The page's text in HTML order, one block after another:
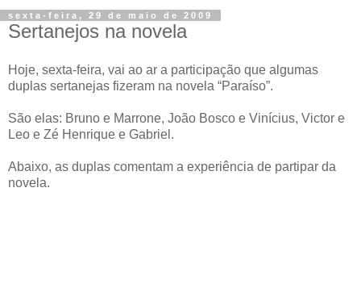
sexta-feira, 29 de maio de 2009
Sertanejos na novela
Hoje, sexta-feira, vai ao ar a participação que algumas
duplas sertanejas fizeram na novela “Paraíso”.
São elas: Bruno e Marrone, João Bosco e Vinícius, Victor e
Leo e Zé Henrique e Gabriel.
Abaixo, as duplas comentam a experiência de partipar da
novela.